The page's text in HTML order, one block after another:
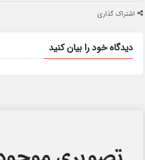
اشتراک گذاری
دیدگاه خود را بیان کنید